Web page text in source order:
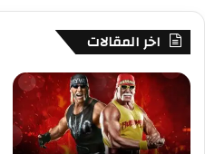
اخر المقالات